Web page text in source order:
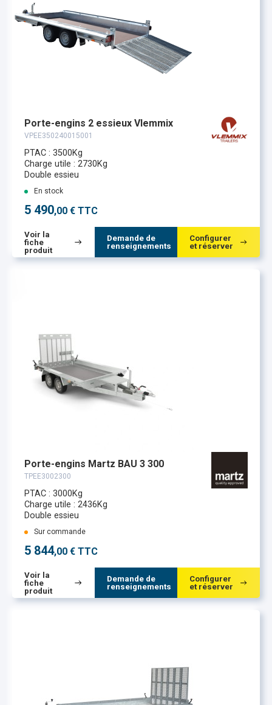
Porte-engins 2 essieux Vlemmix
VPEE350240015001
PTAC : 3500Kg
Charge utile : 2730Kg
Double essieu
En stock
5 490,00 € TTC
Voir la
fiche
produit
Demande de
renseignements
Configurer
et réserver
Porte-engins Martz BAU 3 300
TPEE3002300
PTAC : 3000Kg
Charge utile : 2436Kg
Double essieu
Sur commande
5 844,00 € TTC
Voir la
fiche
produit
Demande de
renseignements
Configurer
et réserver